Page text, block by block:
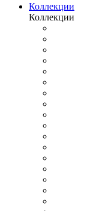
Коллекции
Коллекции